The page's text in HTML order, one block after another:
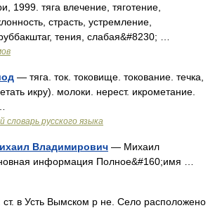
1999. тяга влечение, тяготение,
страсть, устремление,
тения, слабая&#8230; …
— тяга. ток. токовище. токование. течка,
икру). молоки. нерест. икрометание.
словарь русского языка
Владимирович — Михаил
информация Полное&#160;имя …
в Усть Вымском р не. Село расположено